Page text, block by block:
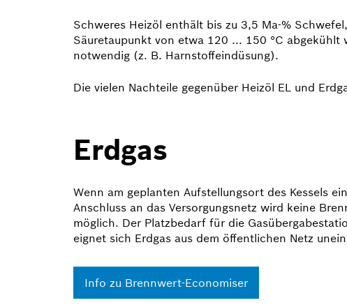
Schweres Heizöl enthält bis zu 3,5 Ma-%
Säuretaupunkt von etwa 120 ... 150 °C abgekühlt
notwendig (z. B. Harnstoffeindüsung).
Die vielen Nachteile gegenüber Heizöl EL und
Erdgas
Wenn am geplanten Aufstellungsort des Kessels
Anschluss an das Versorgungsnetz wird keine
möglich. Der Platzbedarf für die
eignet sich Erdgas aus dem öffentlichen Netz
Info zu Brennwert-Economiser